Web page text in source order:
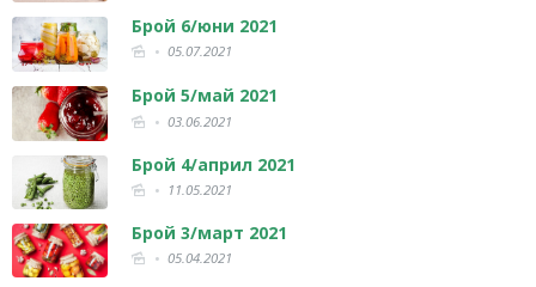
Брой 6/юни 2021
05.07.2021
Брой 5/май 2021
03.06.2021
Брой 4/април 2021
11.05.2021
Брой 3/март 2021
05.04.2021